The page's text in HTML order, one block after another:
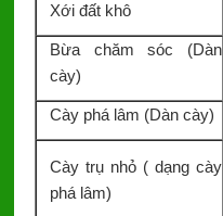
Xới đất khô
Bừa chăm sóc (Dàn
cày)
Cày phá lâm (Dàn cày)
Cày trụ nhỏ ( dạng cày
phá lâm)